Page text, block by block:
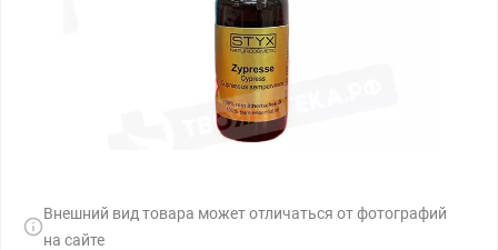
Внешний вид товара может отличаться от фотографий
на сайте